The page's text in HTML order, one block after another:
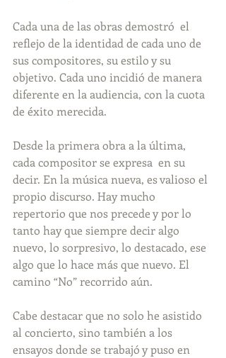
Cada una de las obras demostró  el
reflejo de la identidad de cada uno de
sus compositores, su estilo y su
objetivo. Cada uno incidió de manera
diferente en la audiencia, con la cuota
de éxito merecida.
Desde la primera obra a la última,
cada compositor se expresa  en su
decir. En la música nueva, es valioso el
propio discurso. Hay mucho
repertorio que nos precede y por lo
tanto hay que siempre decir algo
nuevo, lo sorpresivo, lo destacado, ese
algo que lo hace más que nuevo. El
camino “No” recorrido aún.
Cabe destacar que no solo he asistido
al concierto, sino también a los
ensayos donde se trabajó y puso en